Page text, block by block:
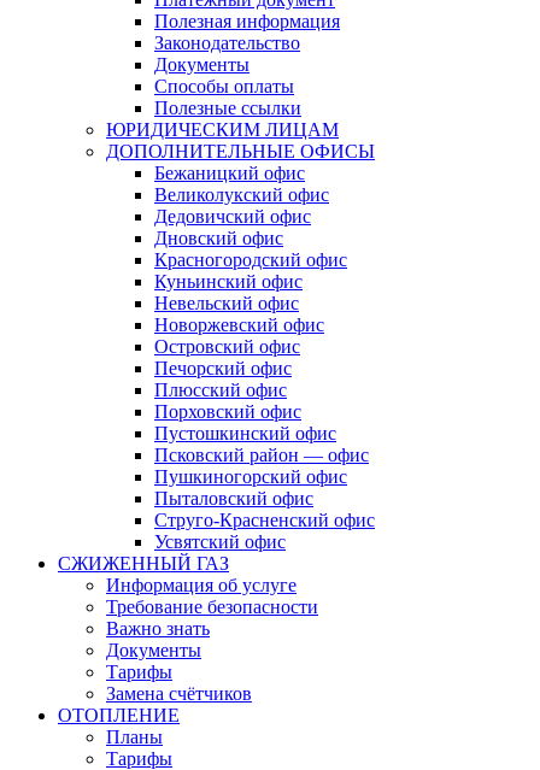
Полезная информация
Законодательство
Документы
Способы оплаты
Полезные ссылки
ЮРИДИЧЕСКИМ ЛИЦАМ
ДОПОЛНИТЕЛЬНЫЕ ОФИСЫ
Бежаницкий офис
Великолукский офис
Дедовичский офис
Дновский офис
Красногородский офис
Куньинский офис
Невельский офис
Новоржевский офис
Островский офис
Печорский офис
Плюсский офис
Порховский офис
Пустошкинский офис
Псковский район — офис
Пушкиногорский офис
Пыталовский офис
Струго-Красненский офис
Усвятский офис
СЖИЖЕННЫЙ ГАЗ
Информация об услуге
Требование безопасности
Важно знать
Документы
Тарифы
Замена счётчиков
ОТОПЛЕНИЕ
Планы
Тарифы